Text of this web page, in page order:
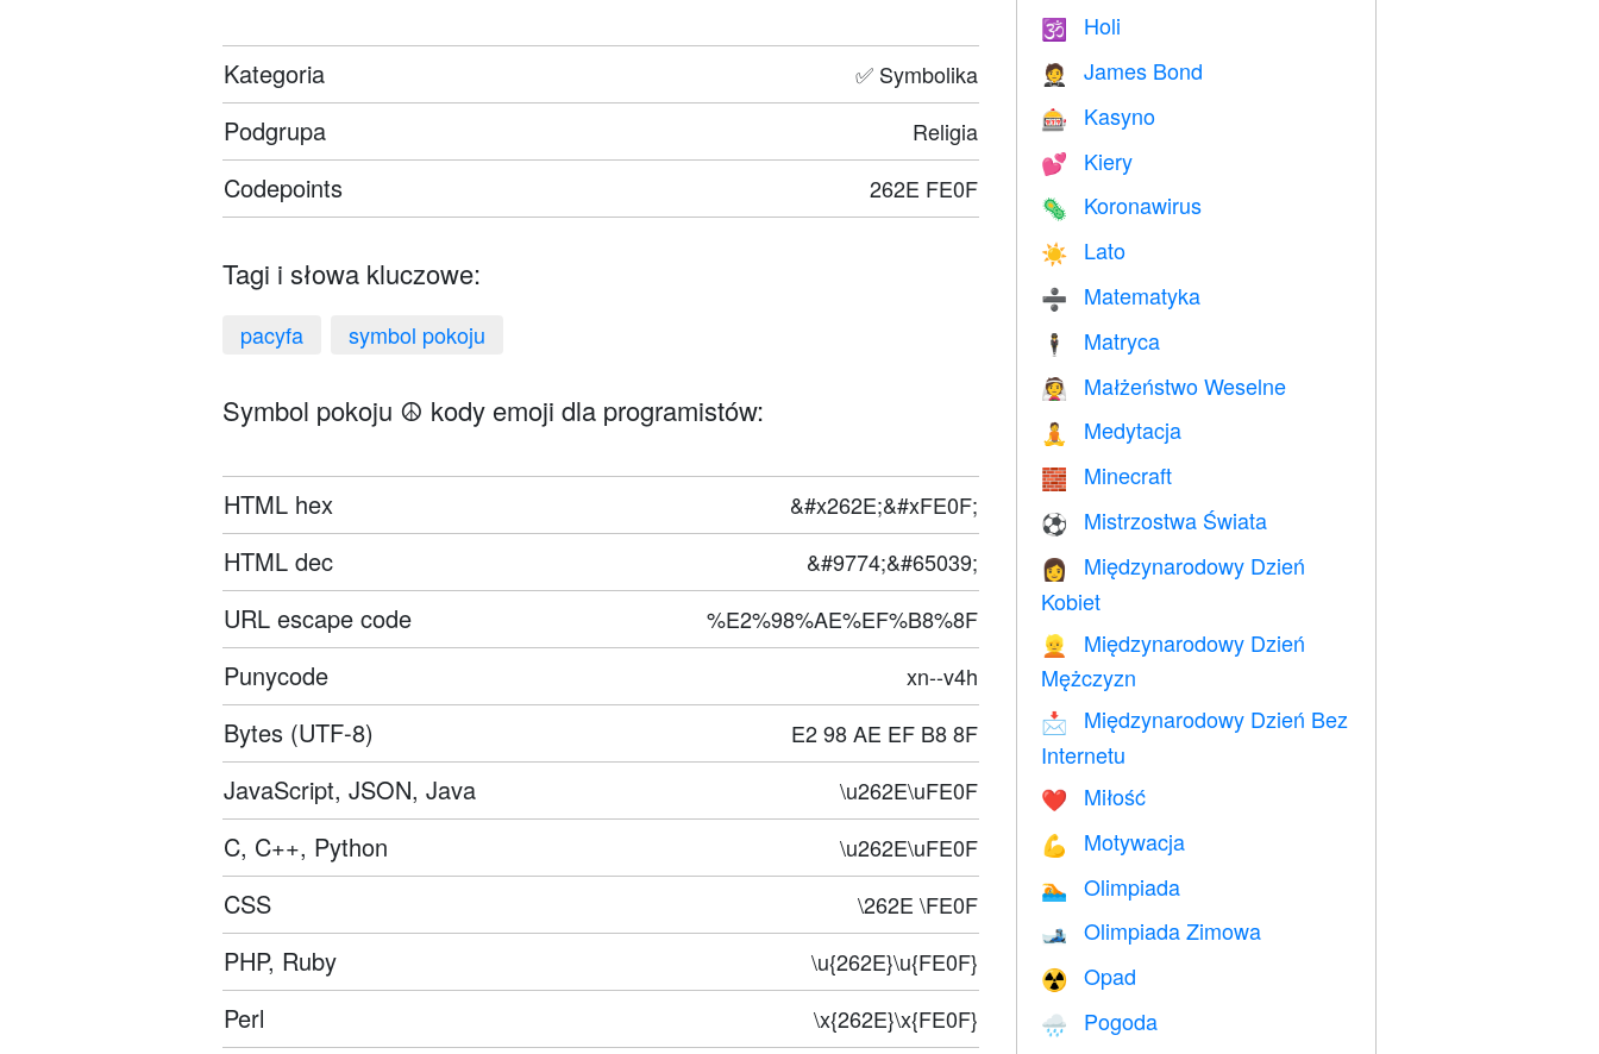
Kategoria ✅ Symbolika
Podgrupa Religia
Codepoints 262E FE0F
Tagi i słowa kluczowe:
pacyfa symbol pokoju
Symbol pokoju ☮️ kody emoji dla programistów:
HTML hex &#x262E;&#xFE0F;
HTML dec &#9774;&#65039;
URL escape code %E2%98%AE%EF%B8%8F
Punycode xn--v4h
Bytes (UTF-8) E2 98 AE EF B8 8F
JavaScript, JSON, Java \u262E\uFE0F
C, C++, Python \u262E\uFE0F
CSS \262E \FE0F
PHP, Ruby \u{262E}\u{FE0F}
Perl \x{262E}\x{FE0F}
🕉 Holi
🤵 James Bond
🎰 Kasyno
💕 Kiery
🦠 Koronawirus
☀️ Lato
➗ Matematyka
🕴️ Matryca
👰 Małżeństwo Weselne
🧘 Medytacja
🧱 Minecraft
⚽ Mistrzostwa Świata
👩
Międzynarodowy Dzień
Kobiet
👱
Międzynarodowy Dzień
Mężczyzn
📩
Międzynarodowy Dzień Bez
Internetu
❤️️ Miłość
💪 Motywacja
🏊 Olimpiada
🎿 Olimpiada Zimowa
☢️ Opad
🌧
Pogoda